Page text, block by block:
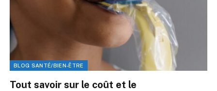
BLOG SANTÉ/BIEN-ÊTRE
Tout savoir sur le coût et le